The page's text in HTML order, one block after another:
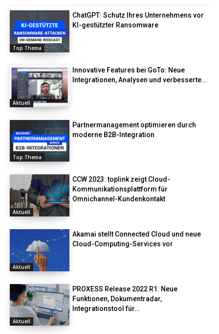
Top Thema
ChatGPT: Schutz Ihres Unternehmens vor
KI-gestützter Ransomware
Aktuell
Innovative Features bei GoTo: Neue
Integrationen, Analysen und verbesserte...
Top Thema
Partnermanagement optimieren durch
moderne B2B-Integration
Aktuell
CCW 2023: toplink zeigt Cloud-
Kommunikationsplattform für
Omnichannel-Kundenkontakt
Aktuell
Akamai stellt Connected Cloud und neue
Cloud-Computing-Services vor
Aktuell
PROXESS Release 2022 R1: Neue
Funktionen, Dokumentradar,
Integrationstool für...